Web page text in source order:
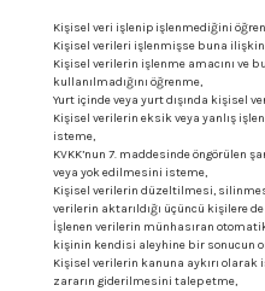
Kişisel veri işlenip işlenmediğini
Kişisel verileri işlenmişse buna
Kişisel verilerin işlenme amacını ve
kullanılmadığını öğrenme,
Yurt içinde veya yurt dışında kişisel
Kişisel verilerin eksik veya yanlış
isteme,
KVKK’nun 7. maddesinde öngörülen
veya yok edilmesini isteme,
Kişisel verilerin düzeltilmesi,
verilerin aktarıldığı üçüncü kişilere
İşlenen verilerin münhasıran
kişinin kendisi aleyhine bir sonucun
Kişisel verilerin kanuna aykırı
zararın giderilmesini talep etme,